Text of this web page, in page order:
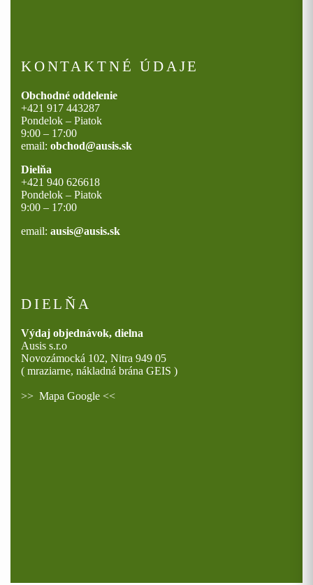
KONTAKTNÉ ÚDAJE
Obchodné oddelenie
+421 917 443287
Pondelok – Piatok
9:00 – 17:00
email: obchod@ausis.sk
Dielňa
+421 940 626618
Pondelok – Piatok
9:00 – 17:00
email: ausis@ausis.sk
DIELŇA
Výdaj objednávok, dielna
Ausis s.r.o
Novozámocká 102, Nitra 949 05
( mraziarne, nákladná brána GEIS )
>> Mapa Google <<